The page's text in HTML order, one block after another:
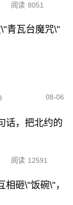
阅读 8051
青瓦台魔咒\"
08-06
话，把北约的
阅读 12591
相砸\"饭碗\"，